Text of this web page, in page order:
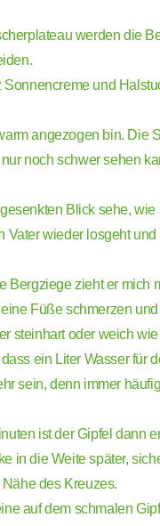
werden die
Sonnencreme und
angezogen bin. Die
noch schwer sehen
Blick sehe, wie
Vater wieder losgeht
Bergziege zieht er mich
Füße schmerzen
steinhart oder weich
ein Liter Wasser für
sein, denn immer
ist der Gipfel dann
in die Weite später,
des Kreuzes.
auf dem schmalen